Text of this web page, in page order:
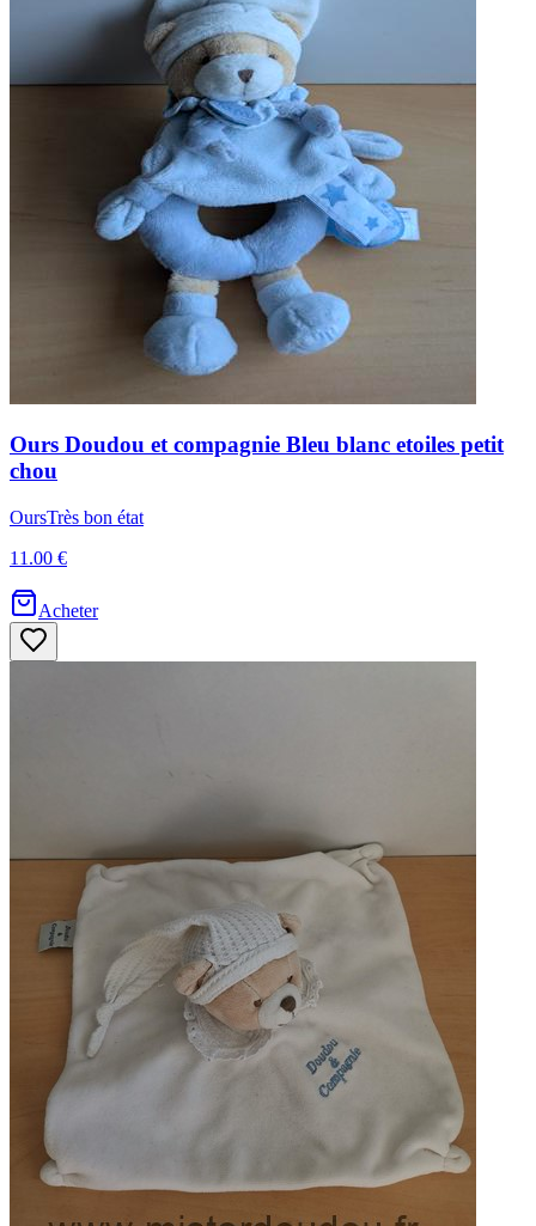
Ours Doudou et compagnie Bleu blanc etoiles petit
chou
OursTrès bon état
11.00 €
Acheter